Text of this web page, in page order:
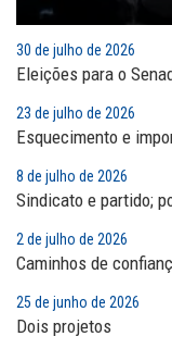
30 de julho de 2026
Eleições para o
23 de julho de 2026
Esquecimento e
8 de julho de 2026
Sindicato e partido;
2 de julho de 2026
Caminhos de
25 de junho de 2026
Dois projetos